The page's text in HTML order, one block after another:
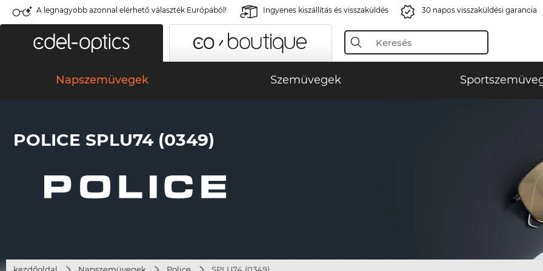
A legnagyobb azonnal elérhető választék Európából! Ingyenes kiszállítás és visszaküldés 30 napos visszaküldési garancia
Napszemüvegek Szemüvegek
POLICE SPLU74 (0349)